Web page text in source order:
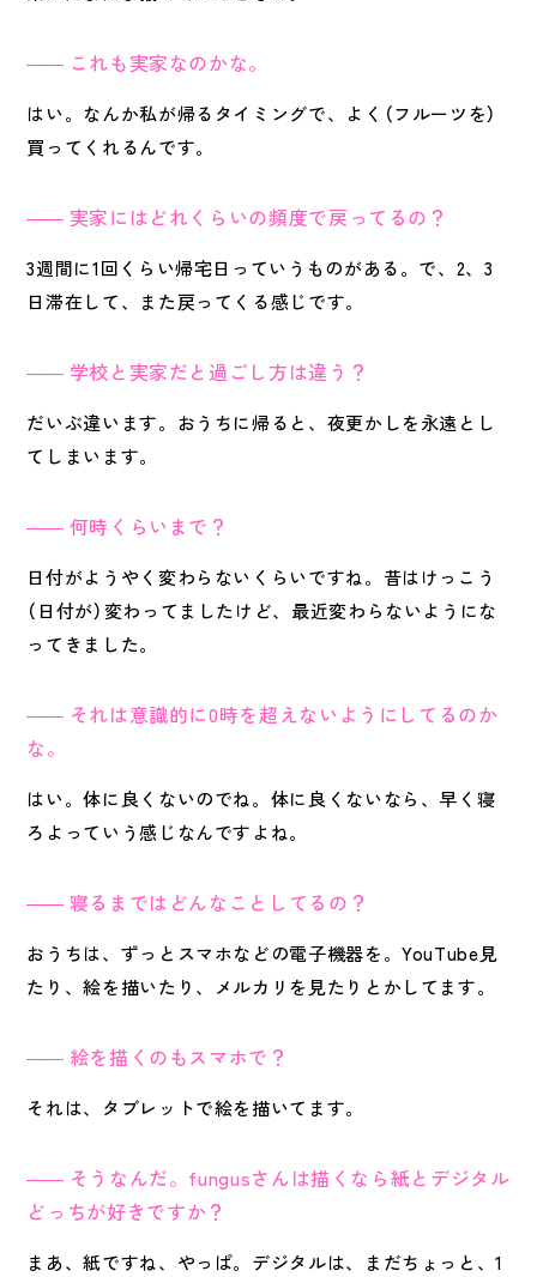
これも実家なのかな。
はい。なんか私が帰るタイミングで、よく（フルーツを）
買ってくれるんです。
実家にはどれくらいの頻度で戻ってるの？
3週間に1回くらい帰宅日っていうものがある。で、2、3
日滞在して、また戻ってくる感じです。
学校と実家だと過ごし方は違う？
だいぶ違います。おうちに帰ると、夜更かしを永遠とし
てしまいます。
何時くらいまで？
日付がようやく変わらないくらいですね。昔はけっこう
（日付が）変わってましたけど、最近変わらないようにな
ってきました。
それは意識的に0時を超えないようにしてるのか
な。
はい。体に良くないのでね。体に良くないなら、早く寝
ろよっていう感じなんですよね。
寝るまではどんなことしてるの？
おうちは、ずっとスマホなどの電子機器を。YouTube見
たり、絵を描いたり、メルカリを見たりとかしてます。
絵を描くのもスマホで？
それは、タブレットで絵を描いてます。
そうなんだ。fungusさんは描くなら紙とデジタル
どっちが好きですか？
まあ、紙ですね、やっぱ。デジタルは、まだちょっと、1